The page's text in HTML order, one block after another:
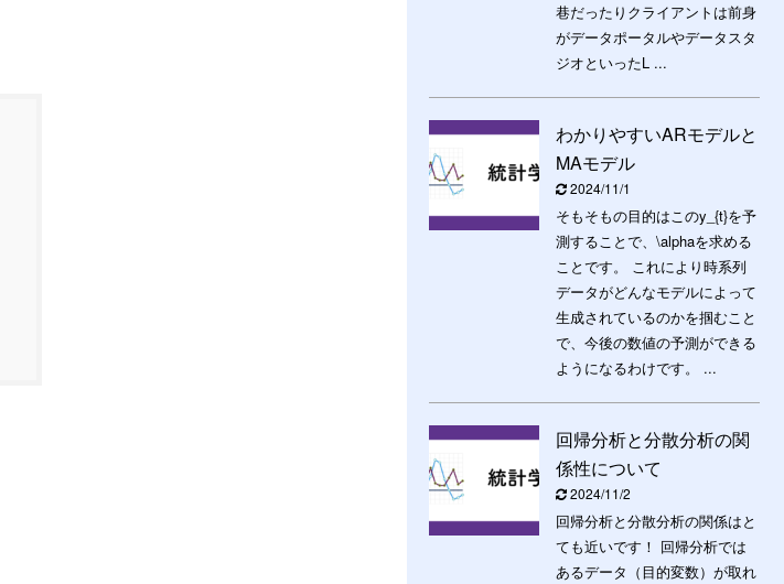
巷だったりクライアントは前身
がデータポータルやデータスタ
ジオといったL ...
わかりやすいARモデルと
MAモデル
2024/11/1
そもそもの目的はこのy_{t}を予
測することで、\alphaを求める
ことです。 これにより時系列
データがどんなモデルによって
生成されているのかを掴むこと
で、今後の数値の予測ができる
ようになるわけです。 ...
回帰分析と分散分析の関
係性について
2024/11/2
回帰分析と分散分析の関係はと
ても近いです！ 回帰分析では
あるデータ（目的変数）が取れ